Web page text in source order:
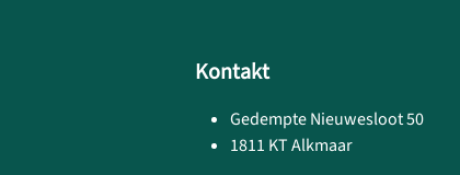
Kontakt
Gedempte Nieuwesloot 50
1811 KT Alkmaar